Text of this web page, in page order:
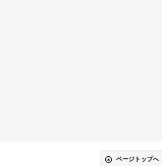
ページトップへ